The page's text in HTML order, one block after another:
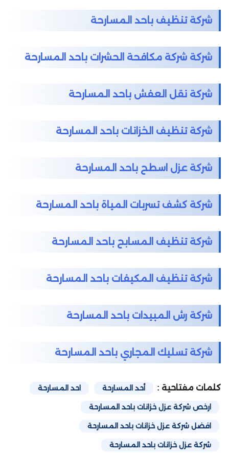
شركة تنظيف باحد المسارحة
شركة شركة مكافحة الحشرات باحد المسارحة
شركة نقل العفش باحد المسارحة
شركة تنظيف الخزانات باحد المسارحة
شركة عزل اسطح باحد المسارحة
شركة كشف تسربات المياة باحد المسارحة
شركة تنظيف المسابح باحد المسارحة
شركة تنظيف المكيفات باحد المسارحة
شركة رش المبيدات باحد المسارحة
شركة تسليك المجاري باحد المسارحة
كلمات مفتاحية : أحد المسارحة احد المسارحة
ارخص شركة عزل خزانات باحد المسارحة
افضل شركة عزل خزانات باحد المسارحة
شركة عزل خزانات باحد المسارحة